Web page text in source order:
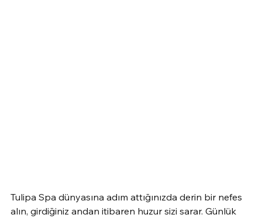
Tulipa Spa dünyasına adım attığınızda derin bir nefes
alın, girdiğiniz andan itibaren huzur sizi sarar. Günlük